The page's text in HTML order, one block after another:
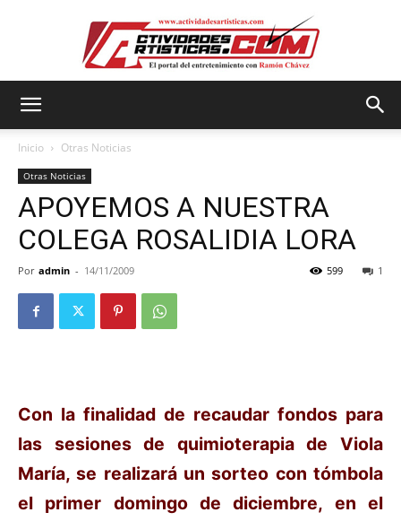
Inicio Otras Noticias
Otras Noticias
APOYEMOS A NUESTRA
COLEGA ROSALIDIA LORA
Por admin - 14/11/2009 1
599
Con la finalidad de recaudar fondos para
las sesiones de quimioterapia de Viola
María, se realizará un sorteo con tómbola
el primer domingo de diciembre, en el